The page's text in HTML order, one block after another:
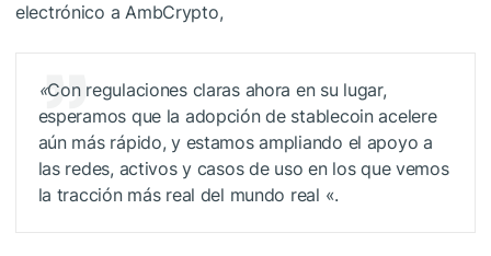
electrónico a AmbCrypto,
«Con regulaciones claras ahora en su lugar,
esperamos que la adopción de stablecoin acelere
aún más rápido, y estamos ampliando el apoyo a
las redes, activos y casos de uso en los que vemos
la tracción más real del mundo real «.